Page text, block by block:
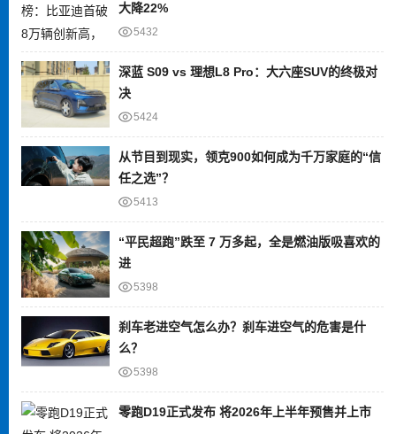
大降22%
5432
深蓝 S09 vs 理想L8 Pro：大六座SUV的终极对
决
5424
从节目到现实，领克900如何成为千万家庭的“信
任之选”？
5413
“平民超跑”跌至 7 万多起，全是燃油版吸喜欢的
进
5398
刹车老进空气怎么办？刹车进空气的危害是什
么？
5398
零跑D19正式发布 将2026年上半年预售并上市